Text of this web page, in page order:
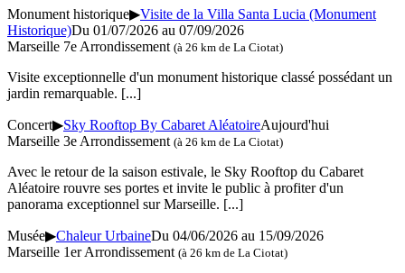
Monument historique▶Visite de la Villa Santa Lucia (Monument
Historique)Du 01/07/2026 au 07/09/2026
Marseille 7e Arrondissement (à 26 km de La Ciotat)
Visite exceptionnelle d'un monument historique classé possédant un
jardin remarquable. [...]
Concert▶Sky Rooftop By Cabaret AléatoireAujourd'hui
Marseille 3e Arrondissement (à 26 km de La Ciotat)
Avec le retour de la saison estivale, le Sky Rooftop du Cabaret
Aléatoire rouvre ses portes et invite le public à profiter d'un
panorama exceptionnel sur Marseille. [...]
Musée▶Chaleur UrbaineDu 04/06/2026 au 15/09/2026
Marseille 1er Arrondissement (à 26 km de La Ciotat)